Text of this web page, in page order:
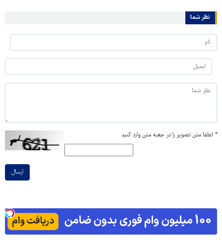
نظر شما
* لطفا متن تصویر را در جعبه متن وارد کنید
ارسال